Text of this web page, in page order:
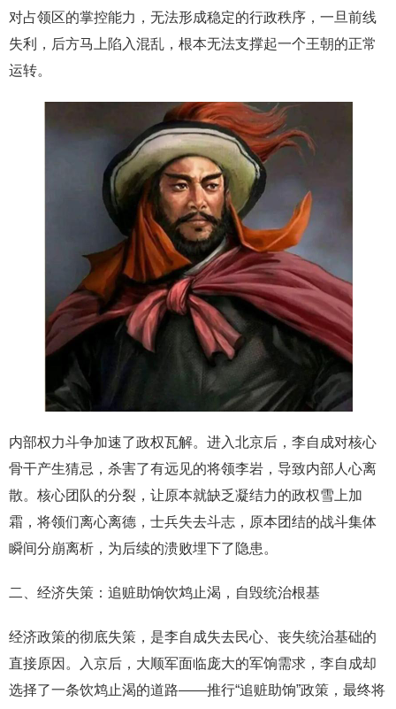
对占领区的掌控能力，无法形成稳定的行政秩序，一旦前线
失利，后方马上陷入混乱，根本无法支撑起一个王朝的正常
运转。
内部权力斗争加速了政权瓦解。进入北京后，李自成对核心
骨干产生猜忌，杀害了有远见的将领李岩，导致内部人心离
散。核心团队的分裂，让原本就缺乏凝结力的政权雪上加
霜，将领们离心离德，士兵失去斗志，原本团结的战斗集体
瞬间分崩离析，为后续的溃败埋下了隐患。
二、经济失策：追赃助饷饮鸩止渴，自毁统治根基
经济政策的彻底失策，是李自成失去民心、丧失统治基础的
直接原因。入京后，大顺军面临庞大的军饷需求，李自成却
选择了一条饮鸩止渴的道路——推行“追赃助饷”政策，最终将